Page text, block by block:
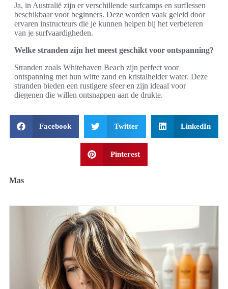
Ja, in Australië zijn er verschillende surfcamps en surflessen
beschikbaar voor beginners. Deze worden vaak geleid door
ervaren instructeurs die je kunnen helpen bij het verbeteren
van je surfvaardigheden.
Welke stranden zijn het meest geschikt voor ontspanning?
Stranden zoals Whitehaven Beach zijn perfect voor
ontspanning met hun witte zand en kristalhelder water. Deze
stranden bieden een rustigere sfeer en zijn ideaal voor
diegenen die willen ontsnappen aan de drukte.
Facebook Twitter LinkedIn
Pinterest
Mas